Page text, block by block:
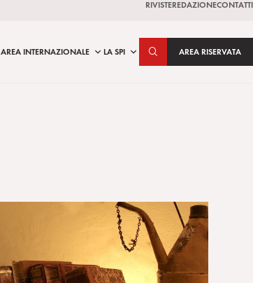
RIVISTEREDAZIONECONTATTI
AREA INTERNAZIONALE LA SPI AREA RISERVATA